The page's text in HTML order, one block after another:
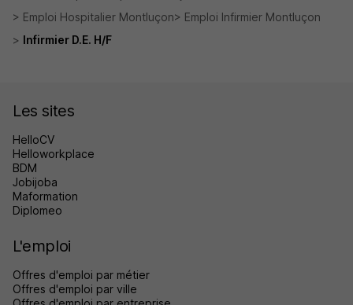
Emploi Hospitalier Montluçon
Emploi Infirmier Montluçon
Infirmier D.E. H/F
Les sites
HelloCV
Helloworkplace
BDM
Jobijoba
Maformation
Diplomeo
L'emploi
Offres d'emploi par métier
Offres d'emploi par ville